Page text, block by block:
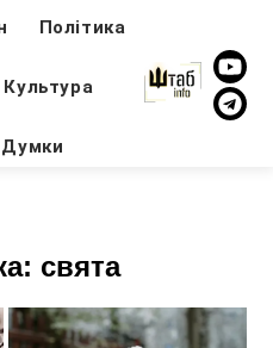
Політика
Культура
Думки
свята